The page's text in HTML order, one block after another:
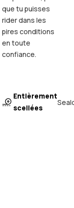
que tu puisses
rider dans les
pires conditions
en toute
confiance.
Entièrement
scellées